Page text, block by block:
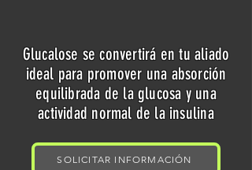
Glucalose se convertirá en tu aliado
ideal para promover una absorción
equilibrada de la glucosa y una
actividad normal de la insulina
SOLICITAR INFORMACIÓN